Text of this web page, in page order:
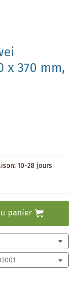
x 370 mm,
10-28 jours
panier